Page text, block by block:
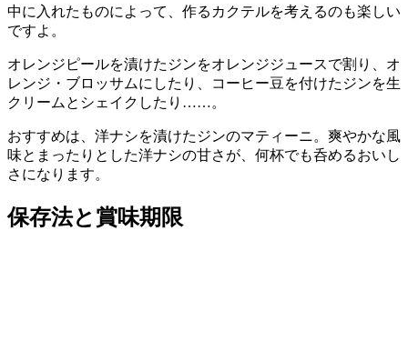
中に入れたものによって、作るカクテルを考えるのも楽しい
ですよ。
オレンジピールを漬けたジンをオレンジジュースで割り、オ
レンジ・ブロッサムにしたり、コーヒー豆を付けたジンを生
クリームとシェイクしたり……。
おすすめは、洋ナシを漬けたジンのマティーニ。爽やかな風
味とまったりとした洋ナシの甘さが、何杯でも呑めるおいし
さになります。
保存法と賞味期限